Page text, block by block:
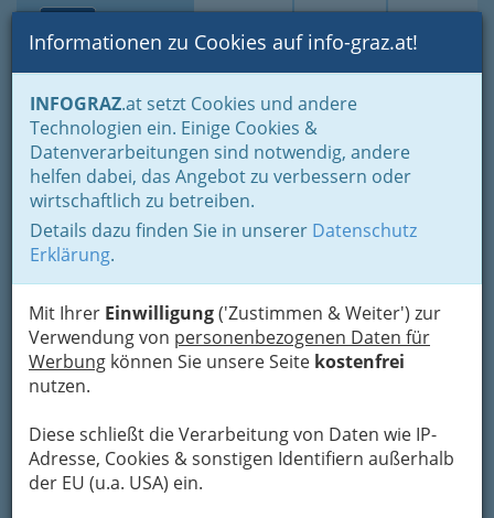
Suche Login Toggle
Informationen zu Cookies auf info-graz.at!
INFOGRAZ.at setzt Cookies und andere
Technologien ein. Einige Cookies &
Datenverarbeitungen sind notwendig, andere
helfen dabei, das Angebot zu verbessern oder
wirtschaftlich zu betreiben.
Details dazu finden Sie in unserer Datenschutz
Erklärung.
Mit Ihrer Einwilligung('Zustimmen & Weiter') zur
Verwendung von personenbezogenen Daten für
Werbung können Sie unsere Seite kostenfrei
nutzen.
Diese schließt die Verarbeitung von Daten wie IP-
Adresse, Cookies & sonstigen Identifiern außerhalb
der EU (u.a. USA) ein.
Home Branchen
Bauen - der Weg zum eigenen Haus
Reinigung & Service
Teppichreinigung
Acitvia Gebäudereinigung
Sporgasse 25, 8010 Graz
+43 316 816 800
+43 316 811 606 - 15
Karte
Adresse mit Google Maps anschauen